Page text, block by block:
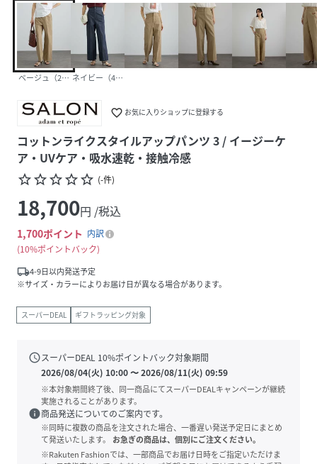
ベージュ（27）ネイビー（40）
favorite_border お気に入りショップに登録する
コットンライクスタイルアップパンツ 3 / イージーケ
ア・UVケア・吸水速乾・接触冷感
star_borderstar_borderstar_borderstar_borderstar_border (-件)
18,700円 /税込
1,700ポイント 内訳
10%ポイントバック
local_shipping4-9日以内発送予定
※サイズ・カラーによりお届け日が異なる場合があります。
スーパーDEAL ギフトラッピング対象
scheduleスーパーDEAL 10%ポイントバック対象期間
2026/08/04(火) 10:00〜2026/08/11(火) 09:59
※本対象期間終了後、同一商品にてスーパーDEALキャンペーンが継続
実施されることがあります。
info商品発送についてのご案内です。
※同時に複数の商品を注文された場合、一番遅い発送予定日にまとめ
て発送いたします。
お急ぎの商品は、個別にご注文ください。
※Rakuten Fashionでは、一部商品でお届け日時をご指定いただけま